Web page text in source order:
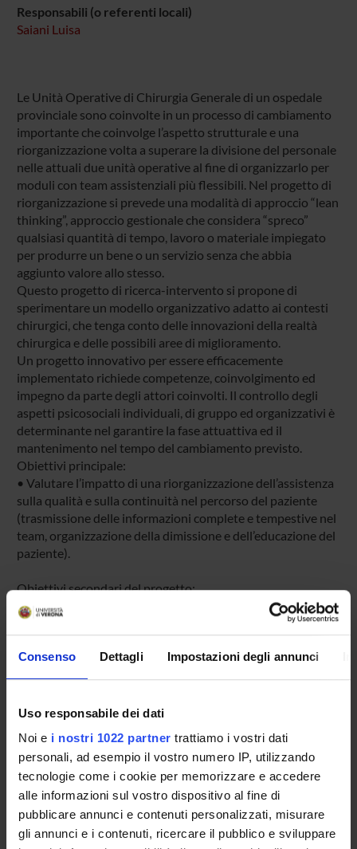
Consenso Dettagli Impostazioni degli annunci
Uso responsabile dei dati
Noi e i nostri 1022 partner trattiamo i vostri dati
personali, ad esempio il vostro numero IP, utilizzando
tecnologie come i cookie per memorizzare e accedere
alle informazioni sul vostro dispositivo al fine di
pubblicare annunci e contenuti personalizzati, misurare
gli annunci e i contenuti, ricercare il pubblico e sviluppare
Responsabili (o referenti locali)
Saiani Luisa
Le Unità Operative di Chirurgia Generale di un ospedale
provinciale sono coinvolte in un processo di cambiamento
importante che coinvolge l’aspetto strutturale e una
riorganizzazione volta a superare la divisione del personale
nelle attuali due unità operative al fine di organizzarlo per
moduli con team assistenziali più flessibili. Nel progetto di
riorganizzazione si prevede una modalità di approccio “lean
thinking”, approccio gestionale che considera “spreco”
qualsiasi quantità di tempo, lavoro o materiale impiegato
per produrre un bene o un servizio senza che abbia
aggiunto valore allo stesso.
Questo progetto di ricerca-intervento si propone di
sperimentare un modello organizzativo adatto ai contesti
chirurgici, che tenga conto delle innovazioni della realtà
chirurgica e delle possibili aree di miglioramento.
Un progetto innovativo per essere efficacemente
implementato richiede competenze, coinvolgimento ed
impegno da parte degli attori coinvolti. Il controllo degli
aspetti psicosociali individuali, di gruppo ed organizzativi è
determinante nel garantire la fase attuattiva ed il
mantenimento nel tempo del cambiamento previsto.
Obiettivi principale:
• Valutare l’impatto di una riorganizzazione dell’assistenza
sulla qualità e sulla continuità nel percorso del paziente
(trasmissione delle informazioni complete e tempestive nel
team, organizzazione della dimissione e dell’educazione del
paziente).
Obiettivi secondari del progetto:
• migliorare la comprensione dei fattori che influenzano
l’introduzione di strategie innovative nell’organizzazione
dell’assistenza dei reparti chirurgici;
• analizzare gli aspetti psicosociali che influenzano
l’implementazione del modello innovativo, sul piano
gruppo (vision condivisa, collaborazione, fiducia) e sul
• valutare l’applicabilità di modelli e strumenti derivanti da
approcci organizzativi delle cure ospedaliere per intensità
di cure e del Lean Thinking
• definire una differenziazione delle competenze nel team
infermieristico con un utilizzo più appropriato delle risorse
professionali;